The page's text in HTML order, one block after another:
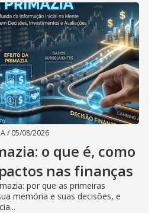
/ 05/08/2026
o que é, como
nas finanças
por que as primeiras
memória e suas decisões, e